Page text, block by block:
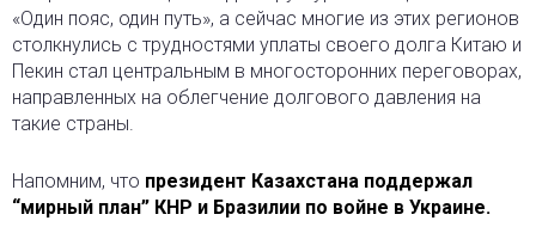
«Один пояс, один путь», а сейчас многие из этих регионов
столкнулись с трудностями уплаты своего долга Китаю и
Пекин стал центральным в многосторонних переговорах,
направленных на облегчение долгового давления на
такие страны.
Напомним, что президент Казахстана поддержал
“мирный план” КНР и Бразилии по войне в Украине.